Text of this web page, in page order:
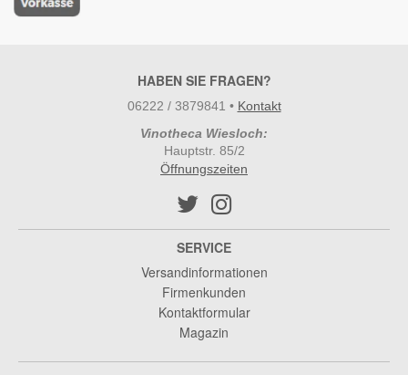
HABEN SIE FRAGEN?
06222 / 3879841 • Kontakt
Vinotheca Wiesloch:
Hauptstr. 85/2
Öffnungszeiten
SERVICE
Versandinformationen
Firmenkunden
Kontaktformular
Magazin